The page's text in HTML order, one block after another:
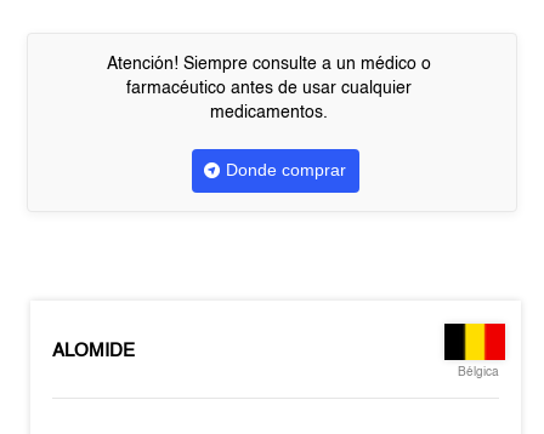
Atención! Siempre consulte a un médico o
farmacéutico antes de usar cualquier
medicamentos.
Donde comprar
ALOMIDE
Bélgica